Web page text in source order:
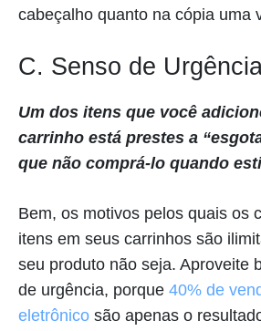
cabeçalho quanto na cópia uma
C. Senso de
Um dos itens que você
carrinho está prestes a
que não comprá-lo quando
Bem, os motivos pelos quais os
itens em seus carrinhos são
seu produto não seja. Aproveite
de urgência, porque 40% de
eletrônico são apenas o